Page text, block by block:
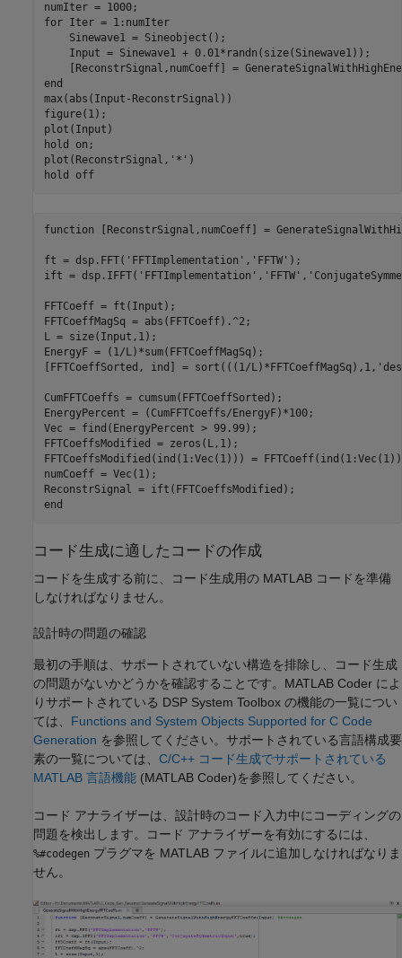
for Iter = 1:numIter
    Sinewave1 = Sineobject();
    Input = Sinewave1 + 0.01*randn(size(Sinewave1));
end
max(abs(Input-ReconstrSignal))
figure(1);
plot(Input)
hold
on ;
plot(ReconstrSignal, '*' )
hold
off
function [ReconstrSignal,numCoeff] =
ft = dsp.FFT( 'FFTImplementation' , 'FFTW' );
ift = dsp.IFFT( 'FFTImplementation' , 'FFTW' ,
FFTCoeff = ft(Input);
FFTCoeffMagSq = abs(FFTCoeff).^2;
L = size(Input,1);
EnergyF = (1/L)*sum(FFTCoeffMagSq);
[FFTCoeffSorted, ind] = sort(((1/L)*FFTCoeffMagSq),1,
CumFFTCoeffs = cumsum(FFTCoeffSorted);
EnergyPercent = (CumFFTCoeffs/EnergyF)*100;
Vec = find(EnergyPercent > 99.99);
FFTCoeffsModified = zeros(L,1);
FFTCoeffsModified(ind(1:Vec(1))) =
numCoeff = Vec(1);
end
コード生成に適したコードの作成
コードを生成する前に、コード生成用の MATLAB コードを準備
しなければなりません。
設計時の問題の確認
最初の手順は、サポートされていない構造を排除し、コード生成
の問題がないかどうかを確認することです。 MATLAB Coder によ
りサポートされている DSP System Toolbox の機能の一覧につい
ては、 Functions and System Objects Supported for C Code
Generation を参照してください。 サポートされている言語構成要
素の一覧については、 C/C++ コード生成でサポートされている
MATLAB 言語機能 (MATLAB Coder)を参照してください。
コード アナライザーは、設計時のコード入力中にコーディングの
問題を検出します。コード アナライザーを有効にするには、
%#codegen プラグマを MATLAB ファイルに追加しなければなりま
せん。